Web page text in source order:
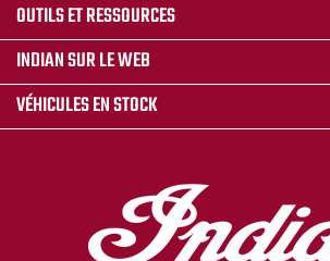
OUTILS ET RESSOURCES
INDIAN SUR LE WEB
VÉHICULES EN STOCK